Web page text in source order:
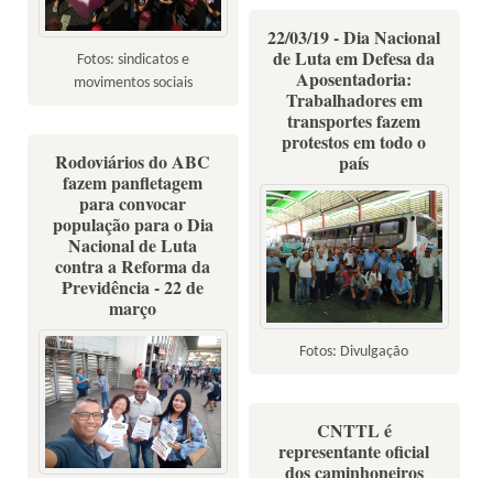
Fotos: sindicatos e
movimentos sociais
22/03/19 - Dia Nacional
de Luta em Defesa da
Aposentadoria:
Trabalhadores em
transportes fazem
protestos em todo o
país
Fotos: Divulgação
Rodoviários do ABC
fazem panfletagem
para convocar
população para o Dia
Nacional de Luta
contra a Reforma da
Previdência - 22 de
março
CNTTL é
representante oficial
dos caminhoneiros